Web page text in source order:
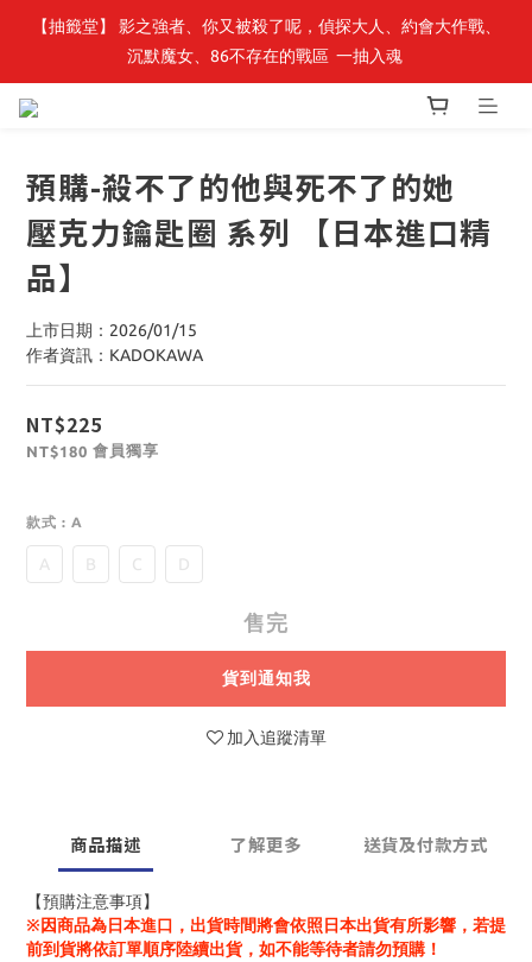
最新開賣🔥「全知讀者視角」 周邊商品
【抽籤堂】 影之強者、你又被殺了呢，偵探大人、約會大作戰、
沉默魔女、86不存在的戰區  一抽入魂
預購-殺不了的他與死不了的她
壓克力鑰匙圈 系列 【日本進口精
品】
上市日期：2026/01/15
作者資訊：KADOKAWA
NT$225
NT$180 會員獨享
款式 : A
A B C D
售完
貨到通知我
加入追蹤清單
商品描述 了解更多 送貨及付款方式
【預購注意事項】
※因商品為日本進口，出貨時間將會依照日本出貨有所影響，若提
前到貨將依訂單順序陸續出貨，如不能等待者請勿預購！